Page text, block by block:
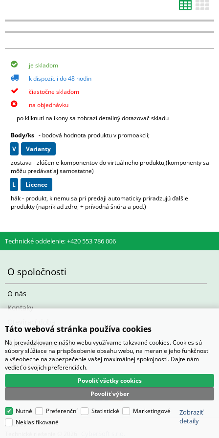
1 karton (max 4 plata) 200 Kč
e) Kořeny, hlízy
1-4 balení 140 Kč
5-8 balení 280 Kč
9-12 balení 400 kč
13-16 balení 520 Kč
21 a více balení 780 Kč
Barevná etikera 3,6 Kč/ks (baleno po 25 ks)
je skladom
k dispozícii do 48 hodin
čiastočne skladom
na objednávku
po kliknutí na ikony sa zobrazí detailný dotazovač skladu
Body/ks - bodová hodnota produktu v promoakcii;
v
varianty
zostava - zlúčenie komponentov do virtuálneho produktu,(komponenty sa
môžu predávať aj samostatne)
L
licence
hák - produkt, k nemu sa pri predaji automaticky priradzujú ďalšie
produkty (napríklad zdroj + prívodná šnúra a pod.)
Technické oddelenie: +420 553 786 006
O spoločnosti
O nás
Kontaky
Ako nakupovať
Obchodné podmienky
Pasič.cz
Táto webová stránka používa cookies
Na prevádzkovanie nášho webu využívame takzvané cookies. Cookies sú
súbory slúžiace na prispôsobenie obsahu webu, na meranie jeho funkčnosti
a všeobecne na zabezpečenie vašej maximálnej spokojnosti. Dajte nám
vedieť o svojich preferenciách.
Povoliť výber
Povoliť všetky cookies
Nutné Preferenční Statistické
Marketingové
Neklasifikované
Zobraziť
detaily